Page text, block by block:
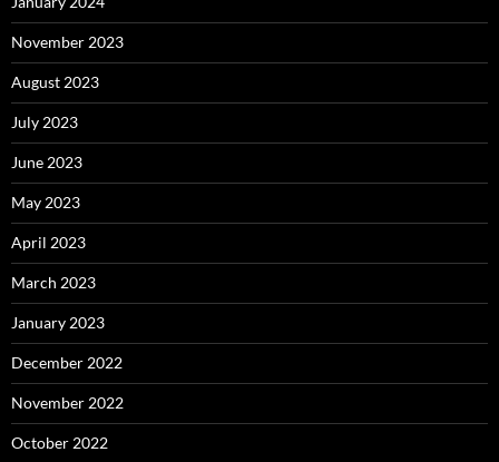
November 2023
August 2023
July 2023
June 2023
May 2023
April 2023
March 2023
January 2023
December 2022
November 2022
October 2022